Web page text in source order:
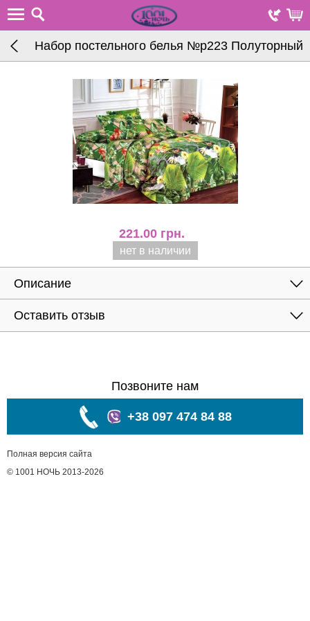
Набор постельного белья №р223 Полуторный
221.00 грн.
нет в наличии
Описание
Оставить отзыв
Позвоните нам
+38 097 474 84 88
Полная версия сайта
© 1001 НОЧЬ 2013-2026